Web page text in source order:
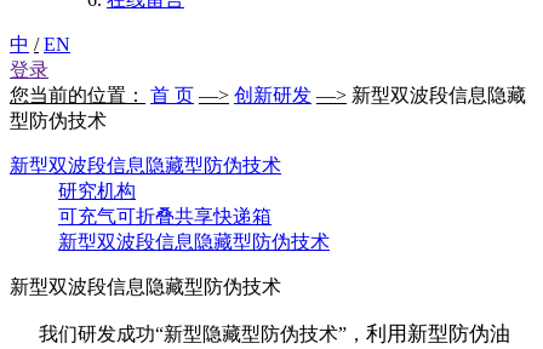
中 / EN
登录
您当前的位置：
首 页 —> 创新研发 —> 新型双波段信息隐藏
型防伪技术
新型双波段信息隐藏型防伪技术
研究机构
可充气可折叠共享快递箱
新型双波段信息隐藏型防伪技术
新型双波段信息隐藏型防伪技术
我们研发成功“新型隐藏型防伪技术”， 利用新型防伪油